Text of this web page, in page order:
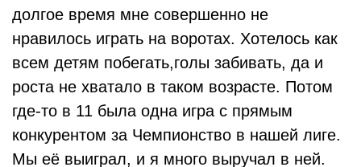
долгое время мне совершенно не
нравилось играть на воротах. Хотелось как
всем детям побегать,голы забивать, да и
роста не хватало в таком возрасте. Потом
где-то в 11 была одна игра с прямым
конкурентом за Чемпионство в нашей лиге.
Мы её выиграл, и я много выручал в ней.